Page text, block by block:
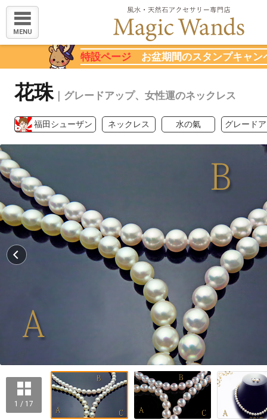
MENU
特設ページ お盆期間のスタンプキャン
花珠｜グレードアップ、女性運のネックレス
福田シューザン ネックレス 水の氣 グレード
1 / 17